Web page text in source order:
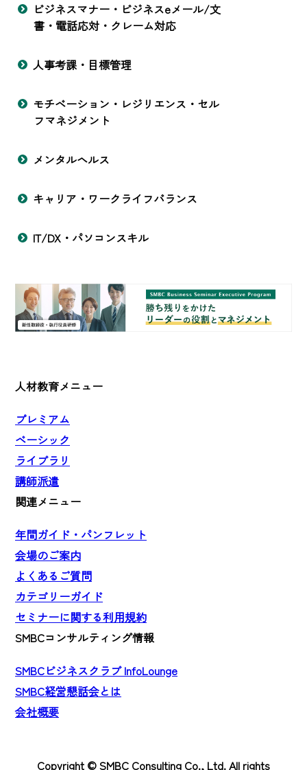
ビジネスマナー・ビジネスeメール/文
書・電話応対・クレーム対応
人事考課・目標管理
モチベーション・レジリエンス・セル
フマネジメント
メンタルヘルス
キャリア・ワークライフバランス
IT/DX・パソコンスキル
人材教育メニュー
プレミアム
ベーシック
ライブラリ
講師派遣
関連メニュー
年間ガイド・パンフレット
会場のご案内
よくあるご質問
カテゴリーガイド
セミナーに関する利用規約
SMBCコンサルティング情報
SMBCビジネスクラブ InfoLounge
SMBC経営懇話会とは
会社概要
Copyright © SMBC Consulting Co., Ltd. All rights